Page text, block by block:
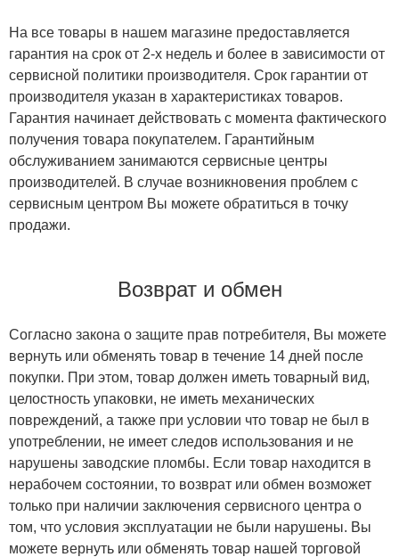
На все товары в нашем магазине предоставляется
гарантия на срок от 2-х недель и более в зависимости от
сервисной политики производителя. Срок гарантии от
производителя указан в характеристиках товаров.
Гарантия начинает действовать с момента фактического
получения товара покупателем. Гарантийным
обслуживанием занимаются сервисные центры
производителей. В случае возникновения проблем с
сервисным центром Вы можете обратиться в точку
продажи.
Возврат и обмен
Согласно закона о защите прав потребителя, Вы можете
вернуть или обменять товар в течение 14 дней после
покупки. При этом, товар должен иметь товарный вид,
целостность упаковки, не иметь механических
повреждений, а также при условии что товар не был в
употреблении, не имеет следов использования и не
нарушены заводские пломбы. Если товар находится в
нерабочем состоянии, то возврат или обмен возможет
только при наличии заключения сервисного центра о
том, что условия эксплуатации не были нарушены. Вы
можете вернуть или обменять товар нашей торговой